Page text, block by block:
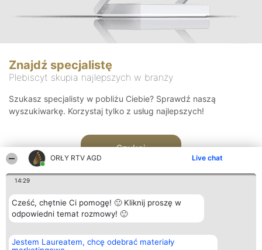
ORŁY RTV AGD Live chat
14:29
Cześć, chętnie Ci pomogę! 🙂 Kliknij proszę w
odpowiedni temat rozmowy! 🙂
Jestem Laureatem, chcę odebrać materiały
Znajdź specjalistę
Plebiscyt skupia najlepszych w branży
Szukasz specjalisty w pobliżu Ciebie? Sprawdź naszą
wyszukiwarkę. Korzystaj tylko z usług najlepszych!
Szukaj
Organizator plebiscytu
Bright Side Solutions sp. z o.
Plebiscyt
Laureaci
Kontakt
Kontakt